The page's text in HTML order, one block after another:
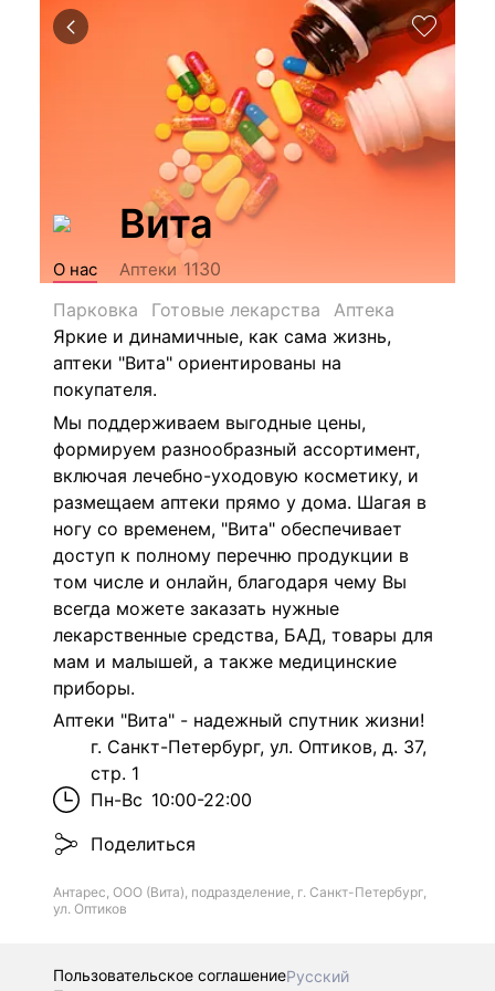
Вита
О нас Аптеки 1130
Парковка
Готовые лекарства
Аптека
Яркие и динамичные, как сама жизнь,
аптеки "Вита" ориентированы на
покупателя.
Мы поддерживаем выгодные цены,
формируем разнообразный ассортимент,
включая лечебно-уходовую косметику, и
размещаем аптеки прямо у дома. Шагая в
ногу со временем, "Вита" обеспечивает
доступ к полному перечню продукции в
том числе и онлайн, благодаря чему Вы
всегда можете заказать нужные
лекарственные средства, БАД, товары для
мам и малышей, а также медицинские
приборы.
Аптеки "Вита" - надежный спутник жизни!
г. Санкт-Петербург, ул. Оптиков, д. 37,
стр. 1
Пн-Вс 10:00-22:00
Поделиться
Антарес, ООО (Вита), подразделение, г. Санкт-Петербург,
ул. Оптиков
Пользовательское соглашениеРусский